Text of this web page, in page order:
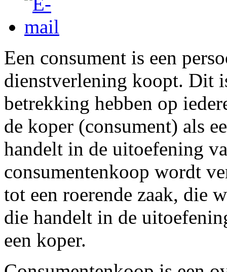
Een consument is een
dienstverlening koopt. Dit
betrekking hebben op
de koper (consument) als
handelt in de uitoefening
consumentenkoop wordt
tot een roerende zaak, die
die handelt in de
een koper.